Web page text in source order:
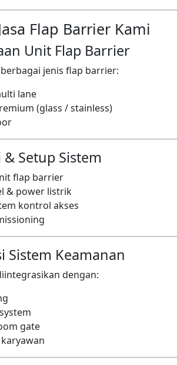
Flap Barrier Kami
Unit Flap Barrier
jenis flap barrier:
lane
(glass / stainless)
Setup Sistem
flap barrier
& power listrik
kontrol akses
Sistem Keamanan
dengan:
gate